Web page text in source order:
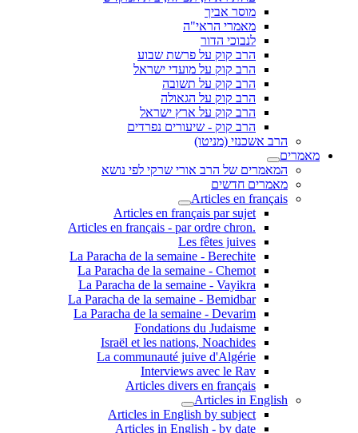
מוסר אביך
מאמרי הראי"ה
לנבוכי הדור
הרב קוק על פרשת שבוע
הרב קוק על מועדי ישראל
הרב קוק על תשובה
הרב קוק על הגאולה
הרב קוק על ארץ ישראל
הרב קוק - שיעורים נפרדים
הרב אשכנזי (מניטו)
מאמרים
המאמרים של הרב אורי שרקי לפי נושא
מאמרים חדשים
Articles en français
Articles en français par sujet
.Articles en français - par ordre chron
Les fêtes juives
La Paracha de la semaine - Berechite
La Paracha de la semaine - Chemot
La Paracha de la semaine - Vayikra
La Paracha de la semaine - Bemidbar
La Paracha de la semaine - Devarim
Fondations du Judaisme
Israël et les nations, Noachides
La communauté juive d'Algérie
Interviews avec le Rav
Articles divers en français
Articles in English
Articles in English by subject
Articles in English - by date